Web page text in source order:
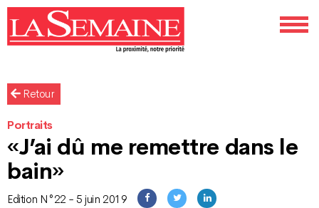
Retour
Portraits
«J’ai dû me remettre dans le
bain»
Edition N°22 - 5 juin 2019